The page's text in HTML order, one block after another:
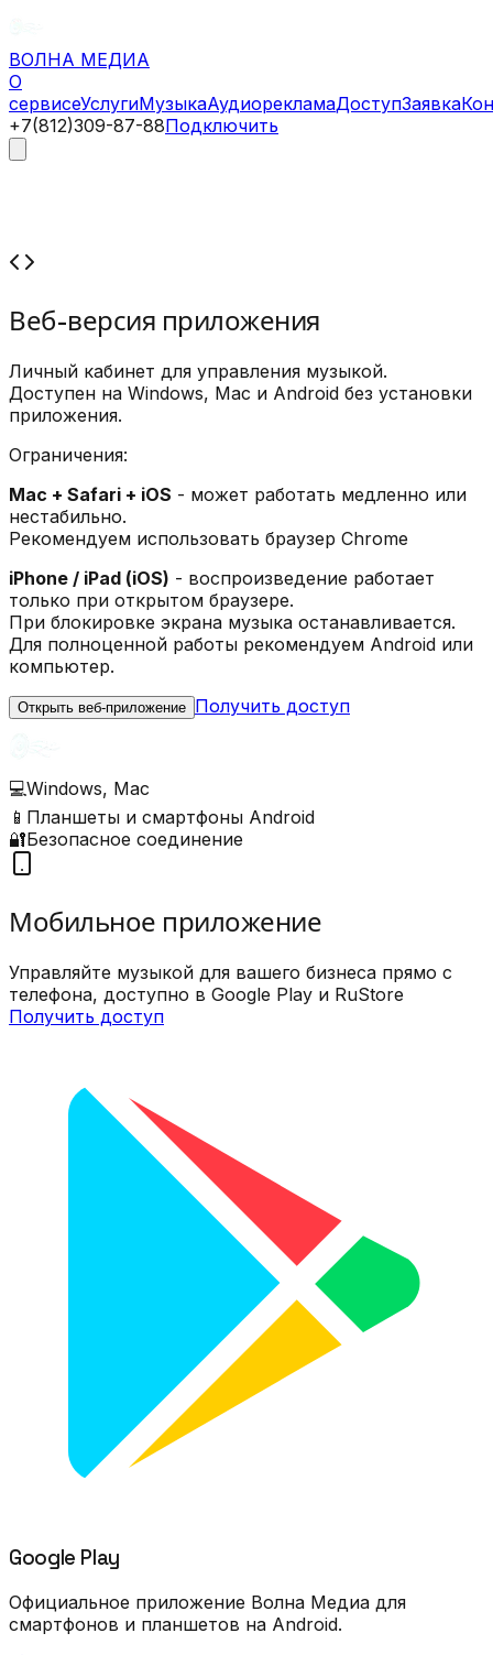
ВОЛНА МЕДИА
О
сервисеУслугиМузыкаАудиорекламаДоступЗаявка
+7(812)309-87-88Подключить
Веб-версия приложения
Личный кабинет для управления музыкой.
Доступен на Windows, Mac и Android без установки
приложения.
Ограничения:
Mac + Safari + iOS - может работать медленно или
нестабильно.
Рекомендуем использовать браузер Chrome
iPhone / iPad (iOS) - воспроизведение работает
только при открытом браузере.
При блокировке экрана музыка останавливается.
Для полноценной работы рекомендуем Android или
компьютер.
Открыть веб-приложение Получить доступ
💻Windows, Mac
📱 Планшеты и смартфоны Android
🔐Безопасное соединение
Мобильное приложение
Управляйте музыкой для вашего бизнеcа прямо с
телефона, доступно в Google Play и RuStore
Получить доступ
Google Play
Официальное приложение Волна Медиа для
смартфонов и планшетов на Android.